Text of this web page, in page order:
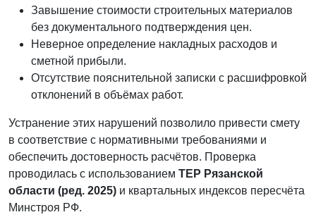
Завышение стоимости строительных материалов
без документального подтверждения цен.
Неверное определение накладных расходов и
сметной прибыли.
Отсутствие пояснительной записки с расшифровкой
отклонений в объёмах работ.
Устранение этих нарушений позволило привести смету
в соответствие с нормативными требованиями и
обеспечить достоверность расчётов. Проверка
проводилась с использованием ТЕР Рязанской
области (ред. 2025) и квартальных индексов пересчёта
Минстроя РФ.